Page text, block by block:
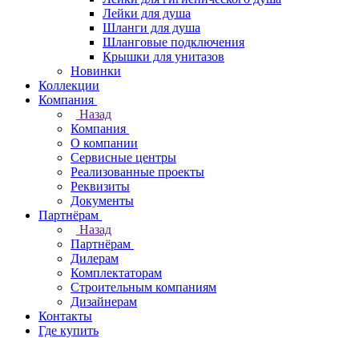
Лейки для душа
Шланги для душа
Шланговые подключения
Крышки для унитазов
Новинки
Коллекции
Компания
Назад
Компания
О компании
Сервисные центры
Реализованные проекты
Реквизиты
Документы
Партнёрам
Назад
Партнёрам
Дилерам
Комплектаторам
Строительным компаниям
Дизайнерам
Контакты
Где купить